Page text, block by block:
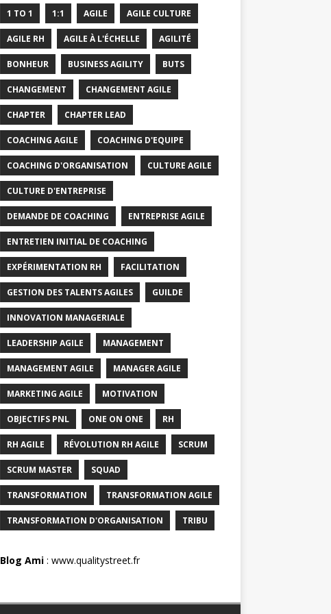
1 TO 1 1:1 AGILE AGILE CULTURE
AGILE RH AGILE À L'ÉCHELLE AGILITÉ
BONHEUR BUSINESS AGILITY BUTS
CHANGEMENT CHANGEMENT AGILE
CHAPTER CHAPTER LEAD
COACHING AGILE COACHING D'EQUIPE
COACHING D'ORGANISATION CULTURE AGILE
CULTURE D'ENTREPRISE
DEMANDE DE COACHING ENTREPRISE AGILE
ENTRETIEN INITIAL DE COACHING
EXPÉRIMENTATION RH FACILITATION
GESTION DES TALENTS AGILES GUILDE
INNOVATION MANAGERIALE
LEADERSHIP AGILE MANAGEMENT
MANAGEMENT AGILE MANAGER AGILE
MARKETING AGILE MOTIVATION
OBJECTIFS PNL ONE ON ONE RH
RH AGILE RÉVOLUTION RH AGILE SCRUM
SCRUM MASTER SQUAD
TRANSFORMATION TRANSFORMATION AGILE
TRANSFORMATION D'ORGANISATION TRIBU
Blog Ami: www.qualitystreet.fr